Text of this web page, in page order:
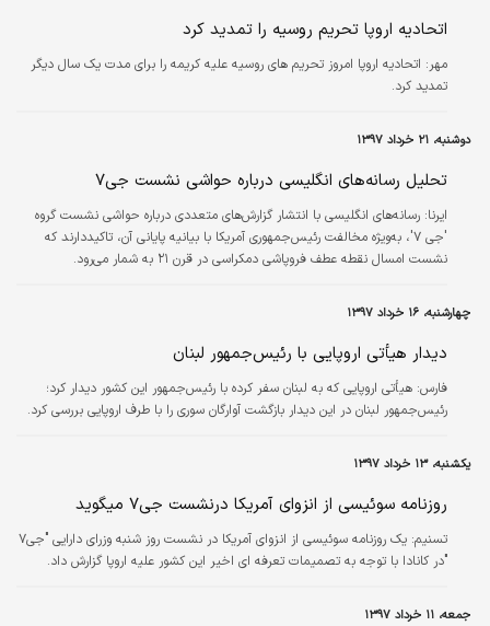
اتحادیه اروپا تحریم روسیه را تمدید کرد
مهر: اتحادیه اروپا امروز تحریم های روسیه علیه کریمه را برای مدت یک سال دیگر
تمدید کرد.
دوشنبه، ۲۱ خرداد ۱۳۹۷
تحلیل رسانه‌های انگلیسی درباره حواشی نشست جی۷
ایرنا: رسانه‌های انگلیسی با انتشار گزارش‌های متعددی درباره حواشی نشست گروه
'جی ۷'، به‌ویژه مخالفت رئیس‌جمهوری آمریکا با بیانیه پایانی آن، تاکیددارند که
نشست امسال نقطه عطف فروپاشی دمکراسی در قرن ۲۱ به شمار می‌رود.
چهارشنبه، ۱۶ خرداد ۱۳۹۷
دیدار هیأتی اروپایی با رئیس‌جمهور لبنان
فارس: هیأتی اروپایی که به لبنان سفر کرده با رئیس‌جمهور این کشور دیدار کرد؛
رئیس‌جمهور لبنان در این دیدار بازگشت آوارگان سوری را با طرف اروپایی بررسی کرد.
یکشنبه، ۱۳ خرداد ۱۳۹۷
روزنامه سوئیسی از انزوای آمریکا درنشست جی۷ میگوید
تسنیم:
یک روزنامه سوئیسی از انزوای آمریکا در نشست روز شنبه وزرای دارایی "جی۷
"در کانادا با توجه به تصمیمات تعرفه ای اخیر این کشور علیه اروپا گزارش داد.
جمعه، ۱۱ خرداد ۱۳۹۷